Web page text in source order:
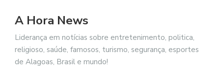
A Hora News
Liderança em notícias sobre entretenimento, politica,
religioso, saúde, famosos, turismo, segurança, esportes
de Alagoas, Brasil e mundo!